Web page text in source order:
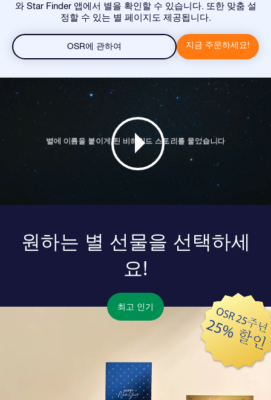
와 Star Finder 앱에서 별을 확인할 수 있습니다. 또한 맞춤 설
정할 수 있는 별 페이지도 제공됩니다.
OSR에 관하여 지금 주문하세요!
원하는 별 선물을 선택하세
요!
최고 인기